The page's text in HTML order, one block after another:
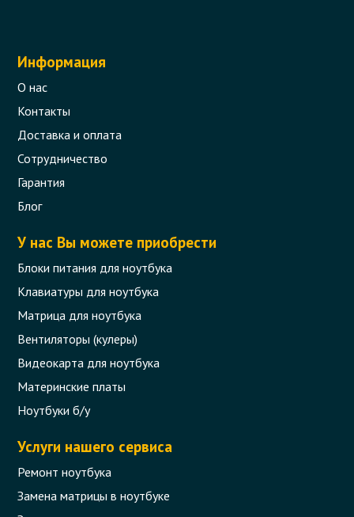
Информация
О нас
Контакты
Доставка и оплата
Сотрудничество
Гарантия
Блог
У нас Вы можете приобрести
Блоки питания для ноутбука
Клавиатуры для ноутбука
Матрица для ноутбука
Вентиляторы (кулеры)
Видеокарта для ноутбука
Материнские платы
Ноутбуки б/у
Услуги нашего сервиса
Ремонт ноутбука
Замена матрицы в ноутбуке